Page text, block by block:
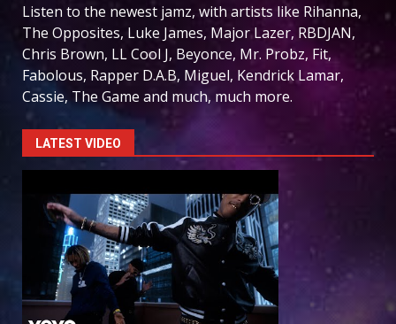
Listen to the newest jamz, with artists like Rihanna,
The Opposites, Luke James, Major Lazer, RBDJAN,
Chris Brown, LL Cool J, Beyonce, Mr. Probz, Fit,
Fabolous, Rapper D.A.B, Miguel, Kendrick Lamar,
Cassie, The Game and much, much more.
LATEST VIDEO